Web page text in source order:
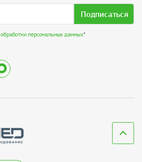
Подписаться
обработки персональных данных*